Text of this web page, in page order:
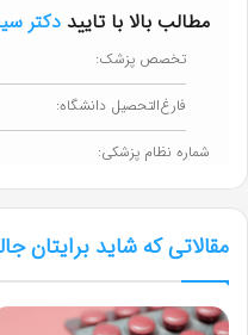
مطالب بالا با تایید دکتر
تخصص پزشک:
فارغ‌التحصیل دانشگاه:
شماره نظام پزشکی:
مقالاتی که شاید برایتان